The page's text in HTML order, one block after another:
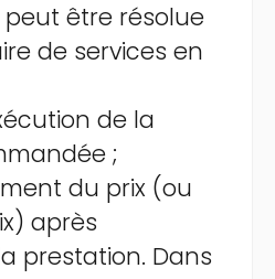
être résolue
de services en
de la
;
du prix (ou
après
prestation. Dans